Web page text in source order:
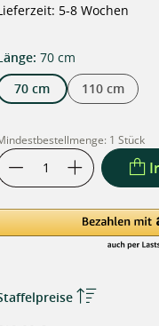
5-8 Wochen
auswählen
:70 cm
70 cm
110 cm
1 Stück